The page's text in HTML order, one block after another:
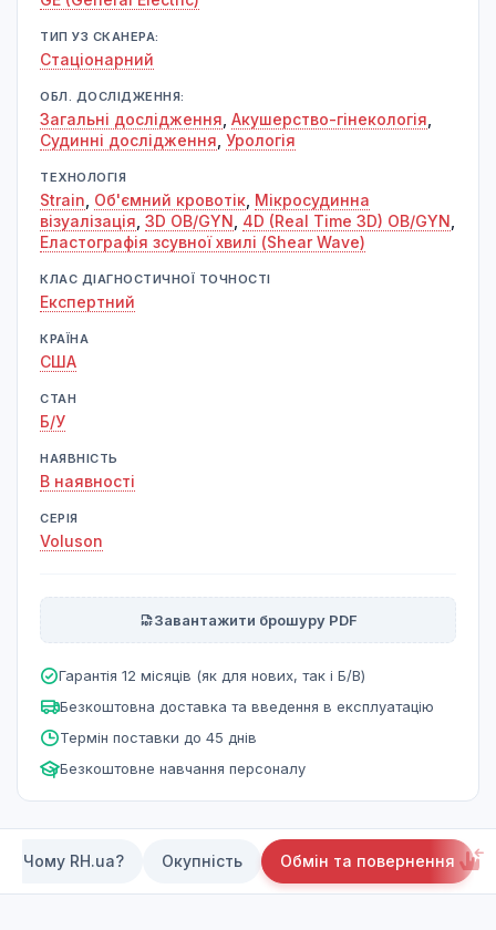
ТИП УЗ СКАНЕРА:
Cтаціонарний
ОБЛ. ДОСЛІДЖЕННЯ:
Загальні дослідження Акушерство-гінекологія
Судинні дослідження Урологія
ТЕХНОЛОГІЯ
Strain Об'ємний кровотік Мікросудинна
візуалізація 3D OB/GYN 4D (Real Time 3D) OB/GYN
Еластографія зсувної хвилі (Shear Wave)
КЛАС ДІАГНОСТИЧНОЇ ТОЧНОСТІ
Експертний
КРАЇНА
США
СТАН
Б/У
НАЯВНІСТЬ
В наявності
СЕРІЯ
Voluson
Завантажити брошуру PDF
Гарантія 12 місяців (як для нових, так і Б/В)
Безкоштовна доставка та введення в експлуатацію
Термін поставки до 45 днів
Безкоштовне навчання персоналу
Чому RH.ua? Окупність Обмін та повернення